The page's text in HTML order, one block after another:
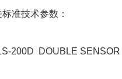
准技术参数：
200D DOUBLE SENSOR